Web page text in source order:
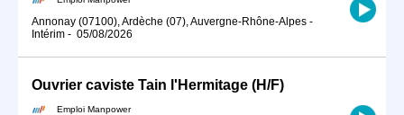
Annonay (07100), Ardèche (07), Auvergne-Rhône-Alpes -
Intérim - 05/08/2026
Ouvrier caviste Tain l'Hermitage (H/F)
Emploi Manpower